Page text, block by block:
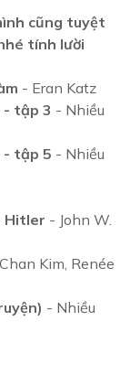
cũng tuyệt
tính lười
- Eran Katz
- tập 3 - Nhiều
- tập 5 - Nhiều
Hitler - John W.
Kim, Renée
- Nhiều